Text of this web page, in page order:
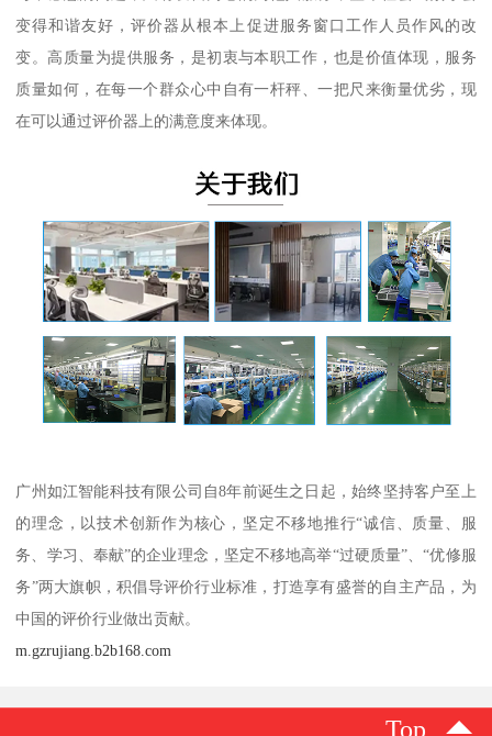
变得和谐友好，评价器从根本上促进服务窗口工作人员作风的改
变。高质量为提供服务，是初衷与本职工作，也是价值体现，服务
质量如何，在每一个群众心中自有一杆秤、一把尺来衡量优劣，现
在可以通过评价器上的满意度来体现。
广州如江智能科技有限公司自8年前诞生之日起，始终坚持客户至上
的理念，以技术创新作为核心，坚定不移地推行“诚信、质量、服
务、学习、奉献”的企业理念，坚定不移地高举“过硬质量”、“优修服
务”两大旗帜，积倡导评价行业标准，打造享有盛誉的自主产品，为
中国的评价行业做出贡献。
m.gzrujiang.b2b168.com
Top